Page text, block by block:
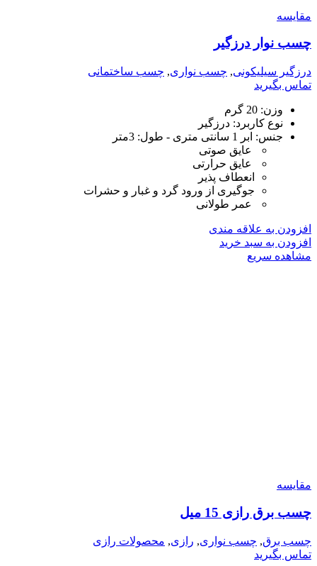
مقایسه
چسب نوار درزگیر
درزگیر سیلیکونی, چسب نواری, چسب ساختمانی
تماس بگیرید
وزن: 20 گرم
نوع کاربرد: درزگیر
جنس: ابر 1 سانتی متری - طول: 3متر
عایق صوتی
عایق حرارتی
انعطاف پذیر
جوگیری از ورود گرد و غبار و حشرات
عمر طولانی
افزودن به علاقه مندی
افزودن به سبد خرید
مشاهده سریع
مقایسه
چسب برق رازی 15 میل
چسب برق, چسب نواری, رازی, محصولات رازی
تماس بگیرید